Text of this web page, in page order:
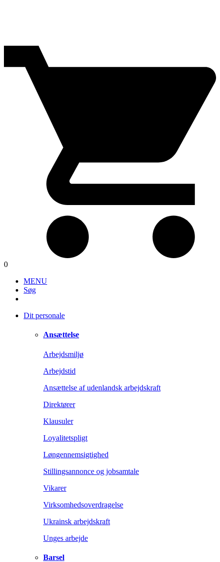
0
MENU
Søg
Dit personale
Ansættelse
Arbejdsmiljø
Arbejdstid
Ansættelse af udenlandsk arbejdskraft
Direktører
Klausuler
Loyalitetspligt
Løngennemsigtighed
Stillingsannonce og jobsamtale
Vikarer
Virksomhedsoverdragelse
Ukrainsk arbejdskraft
Unges arbejde
Barsel